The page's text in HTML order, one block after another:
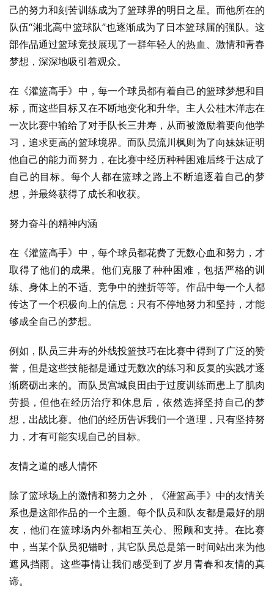
己的努力和刻苦训练成为了篮球界的明日之星。而他所在的
队伍“湘北高中篮球队”也逐渐成为了日本篮球届的强队。这
部作品通过篮球竞技展现了一群年轻人的热血、激情和青春
梦想，深深地吸引着观众。
在《灌篮高手》中，每一个球员都有着自己的篮球梦想和目
标，而这些目标又在不断地变化和升华。主人公桂木洋志在
一次比赛中输给了对手队长三井寿，从而被激励着要向他学
习，追求更高的篮球境界。而队员流川枫则为了向妹妹证明
他自己的能力而努力，在比赛中经历种种困难后终于达成了
自己的目标。每个人都在篮球之路上不断追逐着自己的梦
想，并最终获得了成长和收获。
努力奋斗的精神内涵
在《灌篮高手》中，每个球员都花费了无数心血和努力，才
取得了他们的成果。他们克服了种种困难，包括严格的训
练、身体上的不适、竞争中的挫折等等。作品中每一个人都
传达了一个积极向上的信息：只有不停地努力和坚持，才能
够成全自己的梦想。
例如，队员三井寿的外线投篮技巧在比赛中得到了广泛的赞
誉，但是这些技能都是通过无数次的练习和反复的实践才逐
渐磨砺出来的。而队员宫城良田由于过度训练而患上了肌肉
劳损，但他在经历治疗和休息后，依然选择坚持自己的梦
想，出战比赛。他们的经历告诉我们一个道理，只有坚持努
力，才有可能实现自己的目标。
友情之道的感人情怀
除了篮球场上的激情和努力之外，《灌篮高手》中的友情关
系也是这部作品的一个主题。每个队员和队友都是最好的朋
友，他们在篮球场内外都相互关心、照顾和支持。在比赛
中，当某个队员犯错时，其它队员总是第一时间站出来为他
遮风挡雨。这些事情让我们感受到了岁月青春和友情的真
谛。